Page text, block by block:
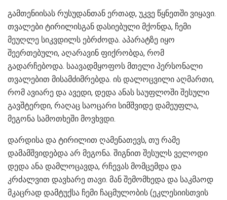
გამთენიისას რუსუდანთან ერთად, უკვე წყნეთში ვიყავი.
თვალები ტირილისგან დასიებული მქონდა, ჩემი
მეუღლე სიკვდილს ებრძოდა. აპარატზე იყო
შეერთებული, აღარავინ ფიქრობდა, რომ
გადარჩებოდა. საავადმყოფოს მთელი პერსონალი
თვალებით მისამძიმრებდა. ის დალოცვილი აღმართი,
რომ ავიარე და ავედი, დედა ანას საუფლოში შესული
გავშტერდი, რაღაც საოცარი სიმშვიდე დამეუფლა,
მეგონა სამოთხეში მოვხვდი.
დარდისა და ტირილით ღამენათევს, თუ რამე
დამამშვიდებდა არ მეგონა. შიგნით შესულს ველოდი
დედა ანა დამლოცავდა, რჩევას მომცემდა და
კრძალვით დავხარე თავი. მან შემომხედა და საკმაოდ
მკაცრად დამტუქსა ჩემი ჩაცმულობის (ეკლესიისთვის